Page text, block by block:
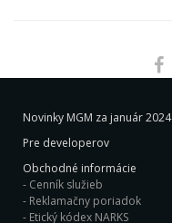
Novinky MGM za január 2024
Pre developerov
Obchodné informácie
Cenník služieb
Reklamačny poriadok
Etický kódex NARKS